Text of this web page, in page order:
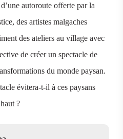
autoroute offerte par la
des artistes malgaches
des ateliers au village avec
de créer un spectacle de
du monde paysan.
évitera-t-il à ces paysans
?